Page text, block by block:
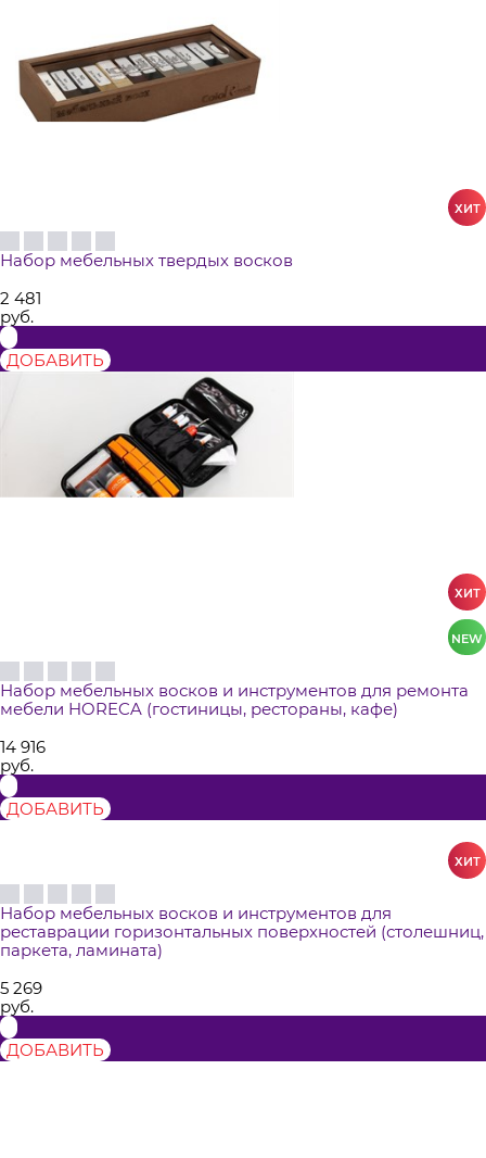
Набор мебельных твердых восков
2 481
руб.
ДОБАВИТЬ
Набор мебельных восков и инструментов для ремонта
мебели HORECA (гостиницы, рестораны, кафе)
14 916
руб.
ДОБАВИТЬ
Набор мебельных восков и инструментов для
реставрации горизонтальных поверхностей (столешниц,
паркета, ламината)
5 269
руб.
ДОБАВИТЬ